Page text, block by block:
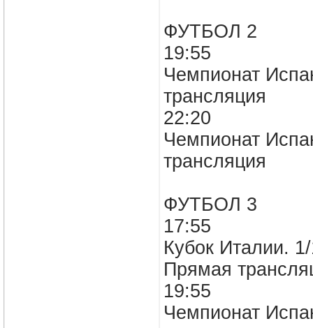
ФУТБОЛ 2
19:55
Чемпионат
трансляция
22:20
Чемпионат
трансляция
ФУТБОЛ 3
17:55
Кубок Италии.
Прямая
19:55
Чемпионат